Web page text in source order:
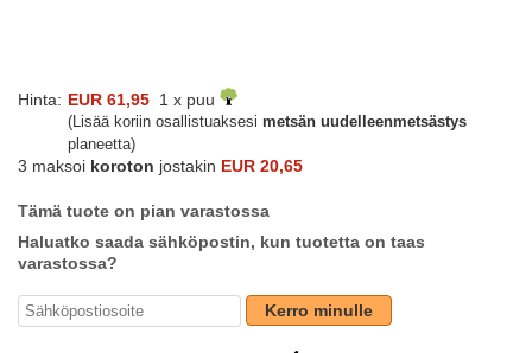
Hinta: EUR 61,95 1 x puu
(Lisää koriin osallistuaksesi metsän uudelleenmetsästys
planeetta)
3 maksoi koroton jostakin EUR 20,65
Tämä tuote on pian varastossa
Haluatko saada sähköpostin, kun tuotetta on taas
varastossa?
Kerro minulle